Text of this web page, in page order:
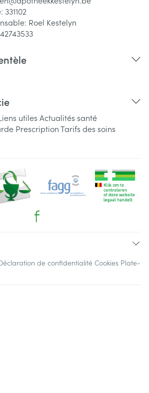
331102
Roel Kestelyn
utiles Actualités santé
PrescriptionTarifs des soins
de confidentialité Cookies Plate-